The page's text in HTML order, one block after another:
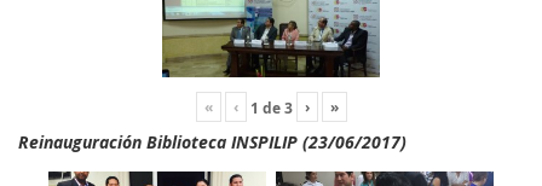
« ‹ 1 de3 › »
Reinauguración Biblioteca INSPILIP (23/06/2017)